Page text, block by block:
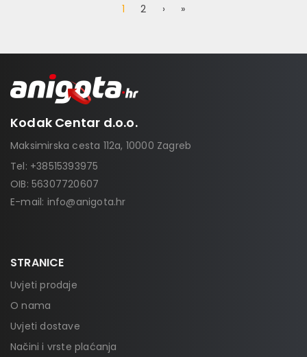
1 2 › »
Kodak Centar d.o.o.
Maksimirska cesta 112a, 10000 Zagreb
Tel: +38515393975
OIB: 56307720607
E-mail: info@anigota.hr
STRANICE
Uvjeti prodaje
O nama
Uvjeti dostave
Načini i vrste plaćanja